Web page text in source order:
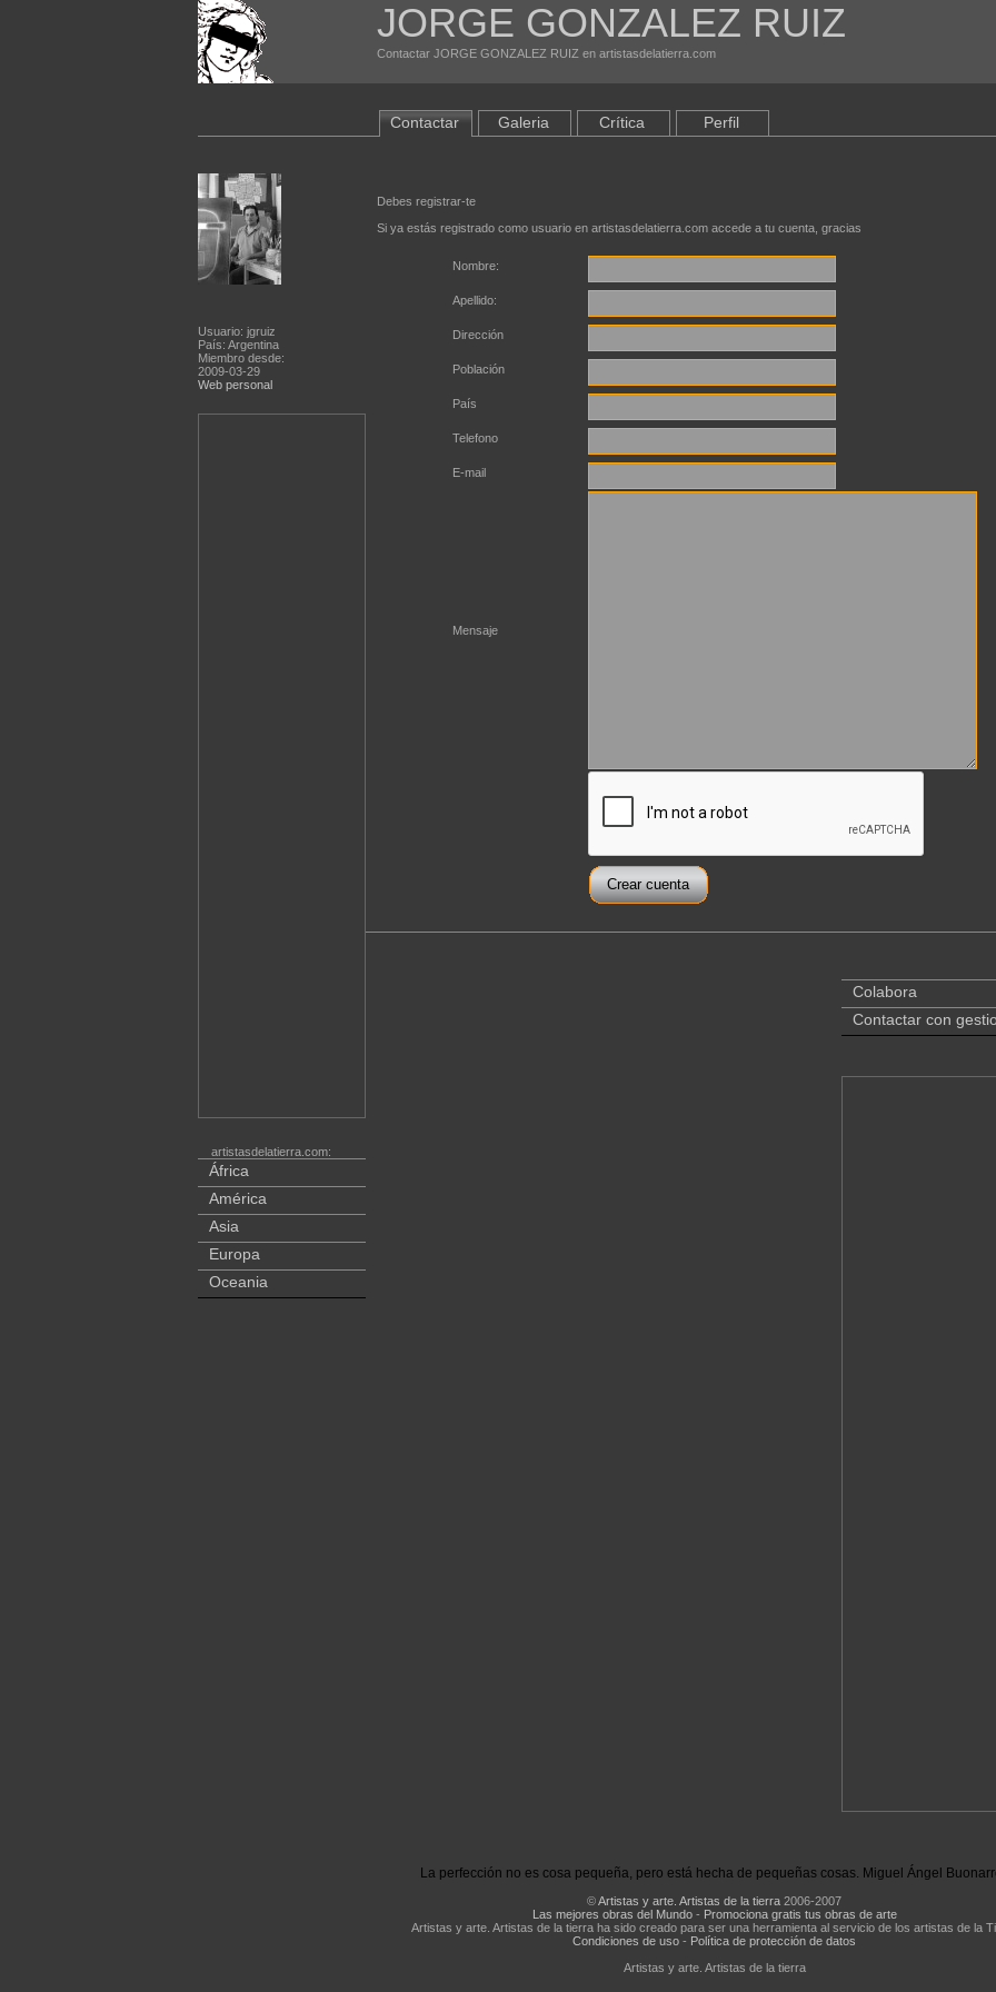
JORGE GONZALEZ RUIZ
Contactar JORGE GONZALEZ RUIZ en artistasdelatierra.com
Usuario: jgruiz
País: Argentina
Miembro desde:
2009-03-29
Web personal
artistasdelatierra.com:
África
América
Asia
Europa
Oceania
Contactar Galeria Crítica Perfil
Debes registrar-te
Si ya estás registrado como usuario en artistasdelatierra.com accede a tu cuenta, gracias
Nombre:
Apellido:
Dirección
Población
País
Telefono
E-mail
Mensaje
Colabora
Contactar con
La perfección no es cosa pequeña, pero está hecha de pequeñas cosas. Miguel Ángel
©Artistas y arte. Artistas de la tierra 2006-2007
Las mejores obras del Mundo- Promociona gratis tus obras de arte
Artistas y arte. Artistas de la tierra ha sido creado para ser una herramienta al servicio de los artistas de la
Condiciones de uso - Política de protección de datos
Artistas y arte. Artistas de la tierra